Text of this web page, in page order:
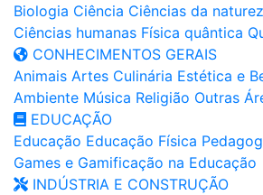
Biologia Ciência Ciências da
Ciências humanas Física quântica
CONHECIMENTOS GERAIS
Animais Artes Culinária Estética e
Ambiente Música Religião Outras
EDUCAÇÃO
Educação Educação Física
Games e Gamificação na Educação
INDÚSTRIA E CONSTRUÇÃO